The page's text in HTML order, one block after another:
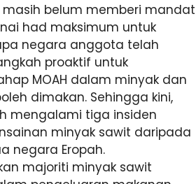
masih belum memberi mandat
had maksimum untuk
negara anggota telah
proaktif untuk
MOAH dalam minyak dan
dimakan. Sehingga kini,
mengalami tiga insiden
minyak sawit daripada
negara Eropah.
majoriti minyak sawit